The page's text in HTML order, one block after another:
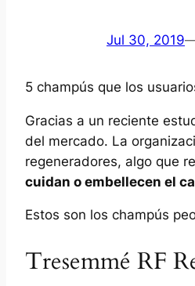
Jul 30, 2019
5 champús que los
Gracias a un reciente
del mercado. La
regeneradores, algo que
cuidan o embellecen el
Estos son los champús
Tresemmé RF